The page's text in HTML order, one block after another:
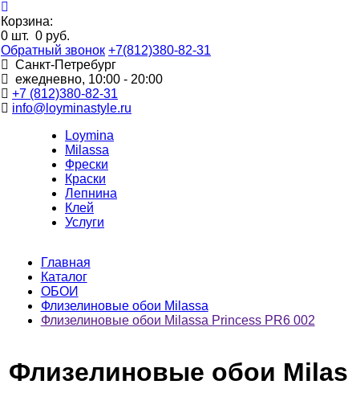
Корзина:
0 шт. 0 руб.
Обратный звонок +7(812)380-82-31
Санкт-Петребург
ежедневно, 10:00 - 20:00
+7 (812)380-82-31
info@loyminastyle.ru
Loymina
Milassa
Фрески
Краски
Лепнина
Клей
Услуги
Главная
Каталог
ОБОИ
Флизелиновые обои Milassa
Флизелиновые обои Milassa Princess PR6 002
Флизелиновые обои